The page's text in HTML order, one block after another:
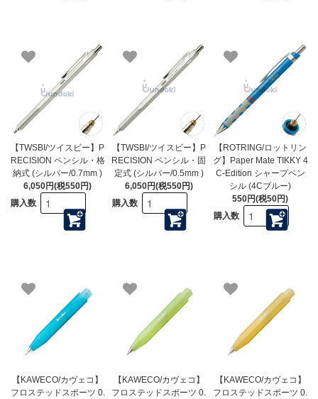
【TWSBI/ツイスビー】P
RECISION ペンシル・格
納式 (シルバー/0.7mm )
6,050円(税550円)
購入数
【TWSBI/ツイスビー】P
RECISION ペンシル・固
定式 (シルバー/0.5mm )
6,050円(税550円)
購入数
【ROTRING/ロットリン
グ】Paper Mate TIKKY 4
C-Edition シャープペン
シル (4Cブルー)
550円(税50円)
購入数
【KAWECO/カヴェコ】
フロステッドスポーツ 0.
【KAWECO/カヴェコ】
フロステッドスポーツ 0.
【KAWECO/カヴェコ】
フロステッドスポーツ 0.